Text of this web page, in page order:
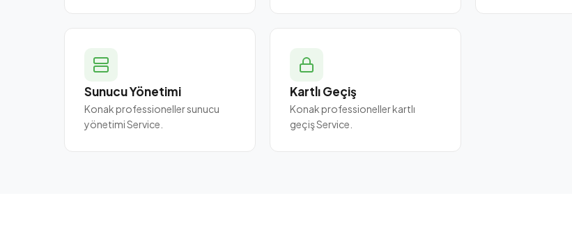
Sunucu Yönetimi
Konak professioneller sunucu
yönetimi Service.
Kartlı Geçiş
Konak professioneller kartlı
geçiş Service.